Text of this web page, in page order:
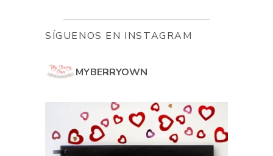
SÍGUENOS EN INSTAGRAM
MYBERRYOWN